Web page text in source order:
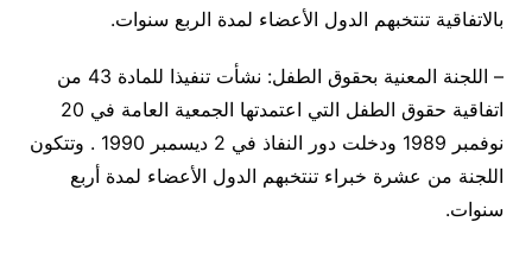
بالاتفاقية تنتخبهم الدول الأعضاء لمدة الربع سنوات.
– اللجنة المعنية بحقوق الطفل: نشأت تنفيذا للمادة 43 من
اتفاقية حقوق الطفل التي اعتمدتها الجمعية العامة في 20
نوفمبر 1989 ودخلت دور النفاذ في 2 ديسمبر 1990 . وتتكون
اللجنة من عشرة خبراء تنتخبهم الدول الأعضاء لمدة أربع
سنوات.